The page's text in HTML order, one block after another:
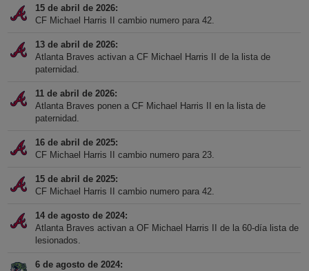
15 de abril de 2026
CF Michael Harris II cambio numero para 42.
13 de abril de 2026
Atlanta Braves activan a CF Michael Harris II de la lista de
paternidad.
11 de abril de 2026
Atlanta Braves ponen a CF Michael Harris II en la lista de
paternidad.
16 de abril de 2025
CF Michael Harris II cambio numero para 23.
15 de abril de 2025
CF Michael Harris II cambio numero para 42.
14 de agosto de 2024
Atlanta Braves activan a OF Michael Harris II de la 60-día lista de
lesionados.
6 de agosto de 2024